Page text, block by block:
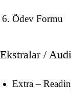
Ödev Formu
Ekstralar /
Extra –